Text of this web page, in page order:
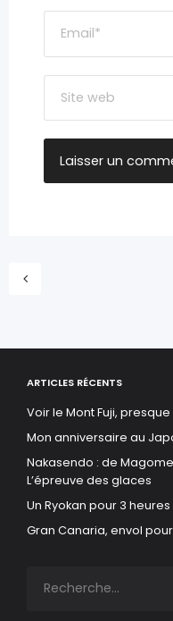
ARTICLES RÉCENTS
Voir le Mont Fuji,
Mon anniversaire au
Nakasendo : de
L’épreuve des glaces
Un Ryokan pour 3
Gran Canaria, envol